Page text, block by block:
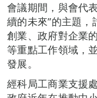
會議期間，與會代
續的未來”的主題
創業、政府對企業
等重點工作領域，
發展。
經科局工商業支援